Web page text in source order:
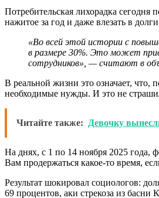
Потребительская лихорадка
нажитое за год и даже влезать в
«Во всей этой истории с
в размере 30%. Это может
сотрудников», — считают в
В реальной жизни это означает, что,
необходимые нужды. И это не
Читайте также: Девочку
На днях, с 1 по 14 ноября 2025 года,
Вам продержаться какое-то время,
Результат шокировал социологов:
69 процентов, аки стрекоза из